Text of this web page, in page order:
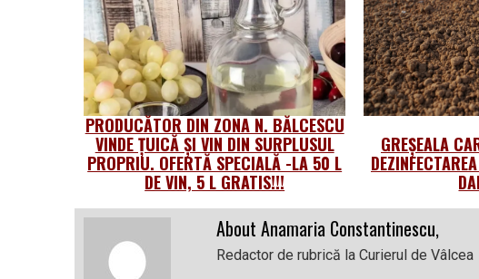
PRODUCĂTOR DIN ZONA N. BĂLCESCU
VINDE ȚUICĂ ȘI VIN DIN SURPLUSUL
PROPRIU. OFERTĂ SPECIALĂ -LA 50 L
DE VIN, 5 L GRATIS!!!
GREȘEALA
About Anamaria Constantinescu,
Redactor de rubrică la Curierul de Vâlcea